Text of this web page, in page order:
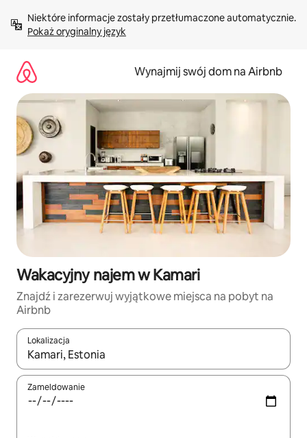
treści Pokaż oryginalny język
Wynajmij swój dom na Airbnb
Wakacyjny najem w Kamari
Znajdź i zarezerwuj wyjątkowe miejsca na pobyt na
Airbnb
Lokalizacja
Gdy wyniki będą dostępne, możesz poruszać się po nich za
Zameldowanie